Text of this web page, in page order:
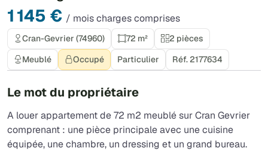
1 145 € / mois charges comprises
Cran-Gevrier (74960) 72 m²
2 pièces
Meublé
Occupé Particulier Réf. 2177634
Le mot du propriétaire
A louer appartement de 72 m2 meublé sur Cran Gevrier
comprenant : une pièce principale avec une cuisine
équipée, une chambre, un dressing et un grand bureau.